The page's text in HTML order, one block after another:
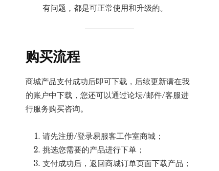
有问题，都是可正常使用和升级的。
购买流程
商城产品支付成功后即可下载，后续更新请在我
的账户中下载，您还可以通过论坛/邮件/客服进
行服务购买咨询。
请先注册/登录易服客工作室商城；
挑选您需要的产品进行下单；
支付成功后，返回商城订单页面下载产品；